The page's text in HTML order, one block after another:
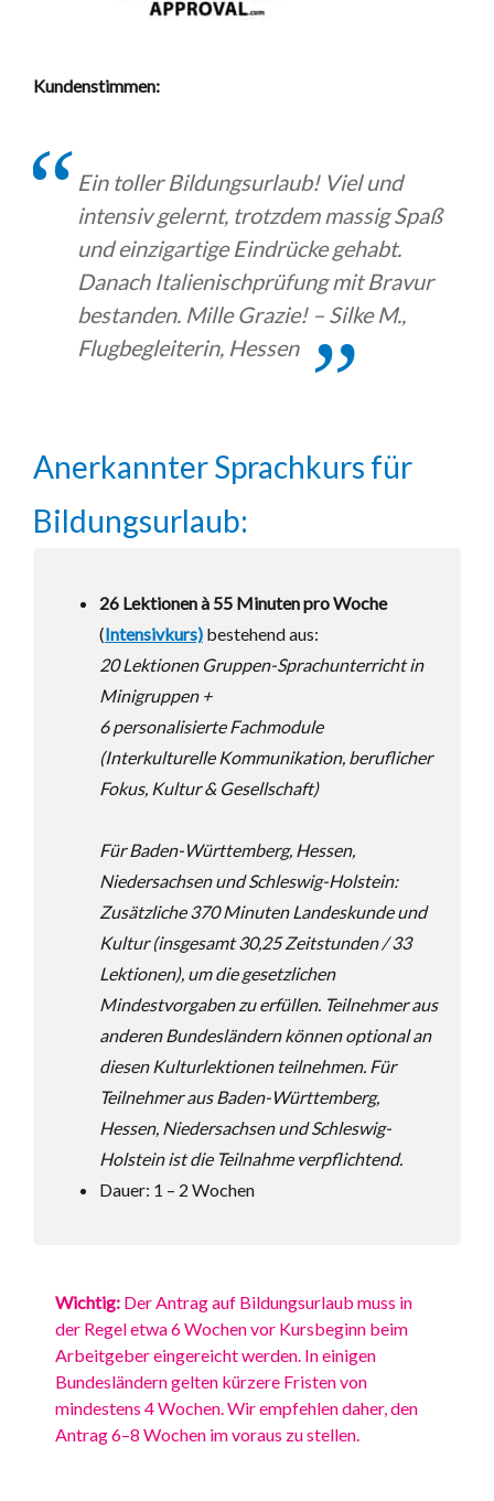
Kundenstimmen:
Ein toller Bildungsurlaub! Viel und
intensiv gelernt, trotzdem massig Spaß
und einzigartige Eindrücke gehabt.
Danach Italienischprüfung mit Bravur
bestanden. Mille Grazie! – Silke M.,
Flugbegleiterin, Hessen
Anerkannter Sprachkurs für
Bildungsurlaub:
26 Lektionen à 55 Minuten pro Woche
(Intensivkurs) bestehend aus:
20 Lektionen Gruppen-Sprachunterricht in
Minigruppen +
6 personalisierte Fachmodule
(Interkulturelle Kommunikation, beruflicher
Fokus, Kultur & Gesellschaft)
Für Baden-Württemberg, Hessen,
Niedersachsen und Schleswig-Holstein:
Zusätzliche 370Minuten Landeskunde und
Kultur (insgesamt 30,25 Zeitstunden / 33
Lektionen), um diegesetzlichen
Mindestvorgaben zu erfüllen. Teilnehmer aus
anderen Bundesländern könnenoptional an
diesen Kulturlektionen teilnehmen. Für
Teilnehmer aus Baden-Württemberg,
Hessen, Niedersachsen und Schleswig-
Holstein ist die Teilnahme verpflichtend.
Dauer: 1 – 2 Wochen
Wichtig: Der Antrag auf Bildungsurlaub muss in
der Regel etwa 6 Wochen vor Kursbeginn beim
Arbeitgeber eingereicht werden. In einigen
Bundesländern gelten kürzere Fristen von
mindestens 4 Wochen. Wir empfehlen daher, den
Antrag 6–8 Wochen im voraus zu stellen.